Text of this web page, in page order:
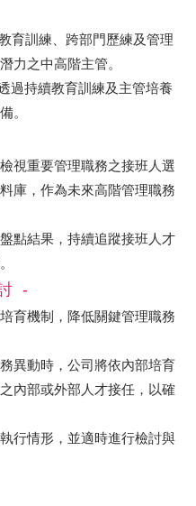
育訓練、跨部門歷練及管理
力之中高階主管。
過持續教育訓練及主管培養
。
視重要管理職務之接班人選
庫，作為未來高階管理職務
點結果，持續追蹤接班人才
育機制，降低關鍵管理職務
異動時，公司將依內部培育
內部或外部人才接任，以確
行情形，並適時進行檢討與